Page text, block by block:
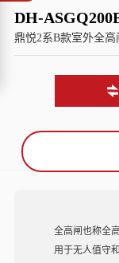
DH-
鼎悦2系B款室外全高
全高闸也称全
用于无人值守